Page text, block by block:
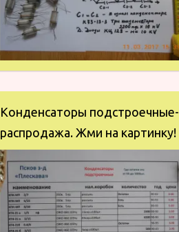
Конденсаторы подстроечные-
распродажа. Жми на картинку!